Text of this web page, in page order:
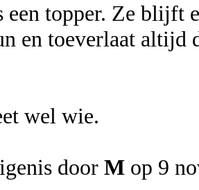
een topper. Ze blijft
en toeverlaat altijd
wel wie.
door M op 9